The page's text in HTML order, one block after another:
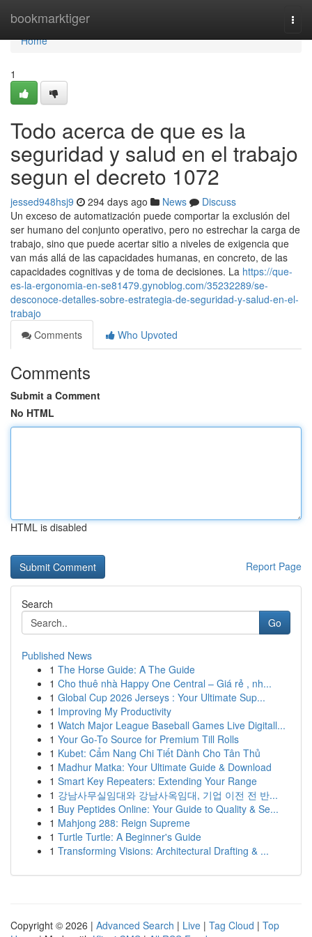
bookmarktiger
Home
Home
1
Todo acerca de que es la
seguridad y salud en el trabajo
segun el decreto 1072
jessed948hsj9 294 days ago News
Discuss
Un exceso de automatización puede comportar la exclusión del
ser humano del conjunto operativo, pero no estrechar la carga de
trabajo, sino que puede acertar sitio a niveles de exigencia que
van más allá de las capacidades humanas, en concreto, de las
capacidades cognitivas y de toma de decisiones. La https://que-
es-la-ergonomia-en-se81479.gynoblog.com/35232289/se-
desconoce-detalles-sobre-estrategia-de-seguridad-y-salud-en-el-
trabajo
Comments
Who Upvoted
Comments
Submit a Comment
No HTML
HTML is disabled
Report Page
Search
Go
Published News
1 The Horse Guide: A The Guide
1 Cho thuê nhà Happy One Central – Giá rẻ , nh...
1 Global Cup 2026 Jerseys : Your Ultimate Sup...
1 Improving My Productivity
1 Watch Major League Baseball Games Live Digitall...
1 Your Go-To Source for Premium Till Rolls
1 Kubet: Cẩm Nang Chi Tiết Dành Cho Tân Thủ
1 Madhur Matka: Your Ultimate Guide & Download
1 Smart Key Repeaters: Extending Your Range
1 강남사무실임대와 강남사옥임대, 기업 이전 전 반...
1 Buy Peptides Online: Your Guide to Quality & Se...
1 Mahjong 288: Reign Supreme
1 Turtle Turtle: A Beginner's Guide
1 Transforming Visions: Architectural Drafting & ...
Copyright © 2026 | Advanced Search | Live | Tag Cloud | Top